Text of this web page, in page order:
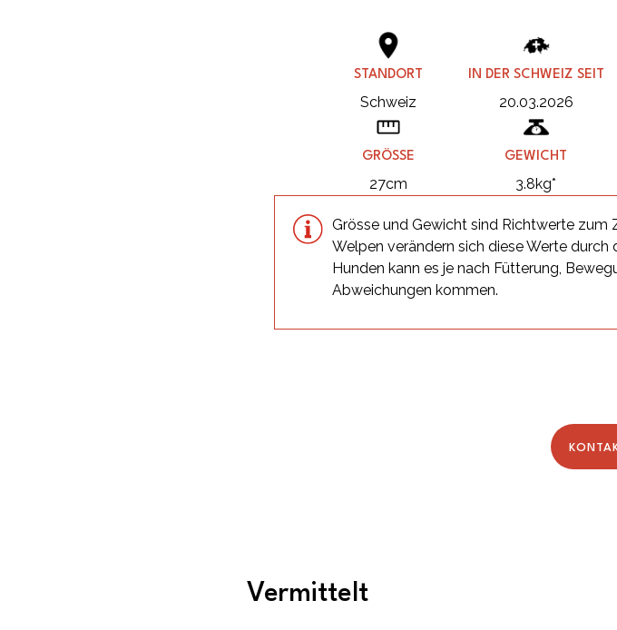
STANDORT
Schweiz
IN DER SCHWEIZ SEIT
20.03.2026
GRÖSSE
27cm
GEWICHT
3.8kg*
Grösse und Gewicht sind Richtwerte zum
Welpen verändern sich diese Werte
Hunden kann es je nach Fütterung,
Abweichungen kommen.
Vermittelt